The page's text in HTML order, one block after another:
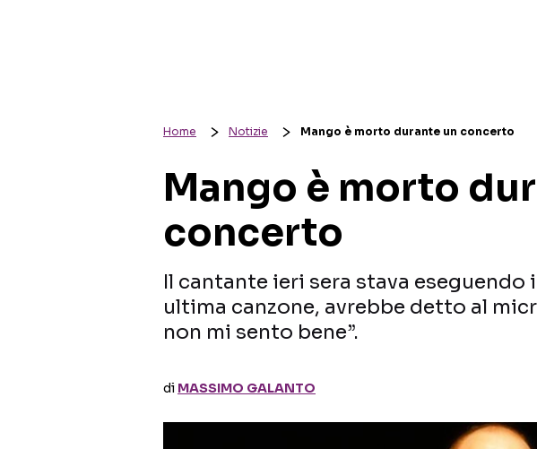
Home Notizie Mango è morto durante un concerto
Mango è morto
concerto
Il cantante ieri sera stava eseguendo
ultima canzone, avrebbe detto al
non mi sento bene”.
di MASSIMO GALANTO